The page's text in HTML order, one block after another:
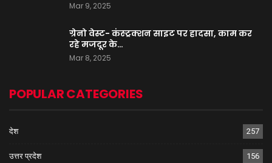
Mar 9, 2025
ग्रेनो वेस्ट- कंस्ट्रक्शन साइट पर हादसा, काम कर
रहे मजदूर के…
Mar 8, 2025
POPULAR CATEGORIES
देश 257
उत्तर प्रदेश 156